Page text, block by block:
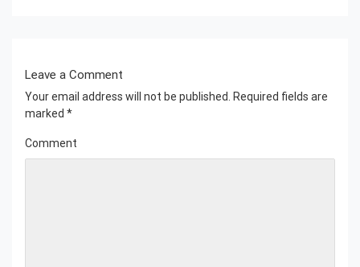
Leave a Comment
Your email address will not be published.
Required fields are
marked *
Comment